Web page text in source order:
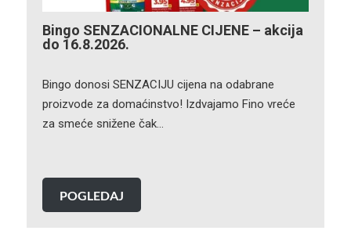
Bingo SENZACIONALNE CIJENE – akcija
do 16.8.2026.
Bingo donosi SENZACIJU cijena na odabrane
proizvode za domaćinstvo! Izdvajamo Fino vreće
za smeće snižene čak…
POGLEDAJ